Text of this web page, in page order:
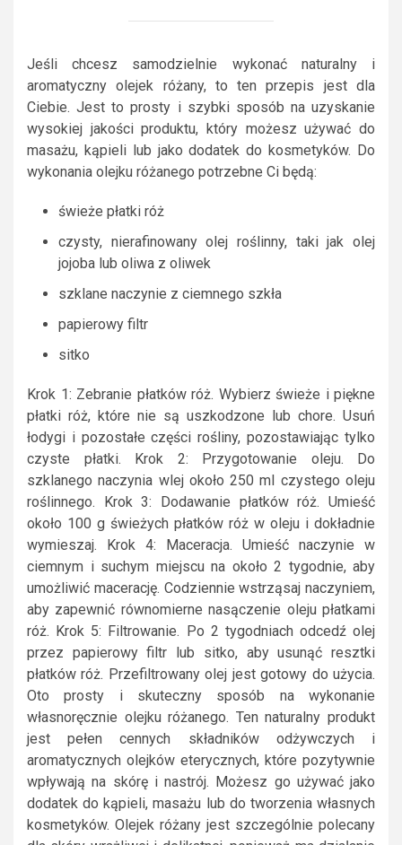
Jeśli chcesz samodzielnie wykonać naturalny i
aromatyczny olejek różany, to ten przepis jest dla
Ciebie. Jest to prosty i szybki sposób na uzyskanie
wysokiej jakości produktu, który możesz używać do
masażu, kąpieli lub jako dodatek do kosmetyków. Do
wykonania olejku różanego potrzebne Ci będą:
świeże płatki róż
czysty, nierafinowany olej roślinny, taki jak olej
jojoba lub oliwa z oliwek
szklane naczynie z ciemnego szkła
papierowy filtr
sitko
Krok 1: Zebranie płatków róż. Wybierz świeże i piękne
płatki róż, które nie są uszkodzone lub chore. Usuń
łodygi i pozostałe części rośliny, pozostawiając tylko
czyste płatki. Krok 2: Przygotowanie oleju. Do
szklanego naczynia wlej około 250 ml czystego oleju
roślinnego. Krok 3: Dodawanie płatków róż. Umieść
około 100 g świeżych płatków róż w oleju i dokładnie
wymieszaj. Krok 4: Maceracja. Umieść naczynie w
ciemnym i suchym miejscu na około 2 tygodnie, aby
umożliwić macerację. Codziennie wstrząsaj naczyniem,
aby zapewnić równomierne nasączenie oleju płatkami
róż. Krok 5: Filtrowanie. Po 2 tygodniach odcedź olej
przez papierowy filtr lub sitko, aby usunąć resztki
płatków róż. Przefiltrowany olej jest gotowy do użycia.
Oto prosty i skuteczny sposób na wykonanie
własnoręcznie olejku różanego. Ten naturalny produkt
jest pełen cennych składników odżywczych i
aromatycznych olejków eterycznych, które pozytywnie
wpływają na skórę i nastrój. Możesz go używać jako
dodatek do kąpieli, masażu lub do tworzenia własnych
kosmetyków. Olejek różany jest szczególnie polecany